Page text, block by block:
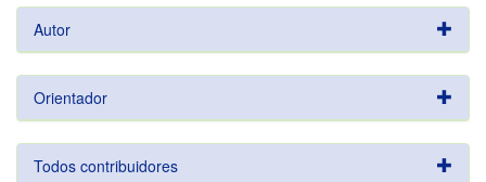
Autor
Orientador
Todos contribuidores